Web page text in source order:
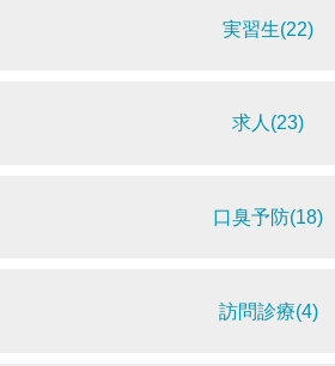
実習生(22)
求人(23)
口臭予防(18)
訪問診療(4)